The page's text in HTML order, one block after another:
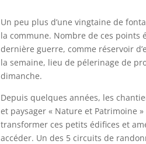
Un peu plus d’une vingtaine de
la commune. Nombre de ces points
dernière guerre, comme réservoir
la semaine, lieu de pélerinage de
dimanche.
Depuis quelques années, les
et paysager « Nature et Patrimoine
transformer ces petits édifices et
accéder. Un des 5 circuits de